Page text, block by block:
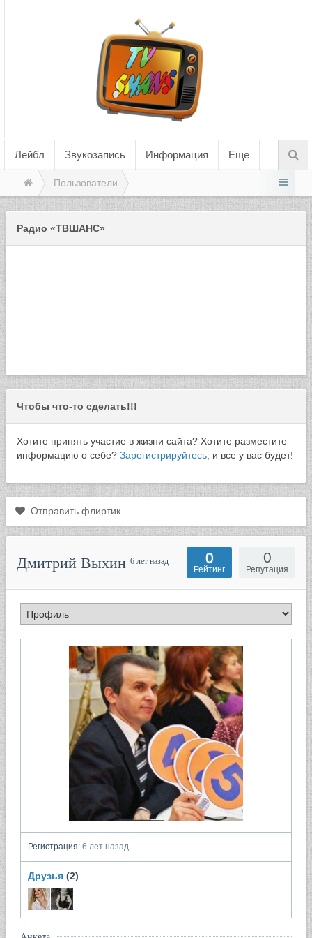
Лейбл Звукозапись Информация Еще
Пользователи
Радио «ТВШАНС»
Чтобы что-то сделать!!!
Хотите принять участие в жизни сайта? Хотите разместите
информацию о себе? Зарегистрируйтесь , и все у вас будет!
Отправить флиртик
Дмитрий Выхин 6 лет назад 0
Репутация
0
Рейтинг
Регистрация: 6 лет назад
Друзья (2)